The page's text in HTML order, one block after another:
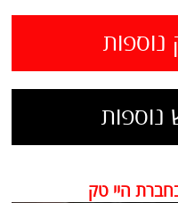
נוספות
היי טק